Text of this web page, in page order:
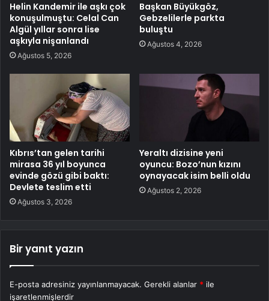
Helin Kandemir ile aşkı çok
konuşulmuştu: Celal Can
Algül yıllar sonra lise
aşkıyla nişanlandı
Ağustos 5, 2026
Başkan Büyükgöz,
Gebzelilerle parkta
buluştu
Ağustos 4, 2026
Kıbrıs’tan gelen tarihi
mirasa 36 yıl boyunca
evinde gözü gibi baktı:
Devlete teslim etti
Ağustos 3, 2026
Yeraltı dizisine yeni
oyuncu: Bozo’nun kızını
oynayacak isim belli oldu
Ağustos 2, 2026
Bir yanıt yazın
E-posta adresiniz yayınlanmayacak. Gerekli alanlar * ile
işaretlenmişlerdir